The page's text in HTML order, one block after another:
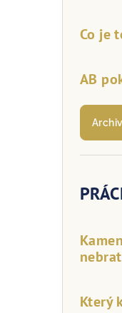
Co je
AB
Archiv
nebrat
Který